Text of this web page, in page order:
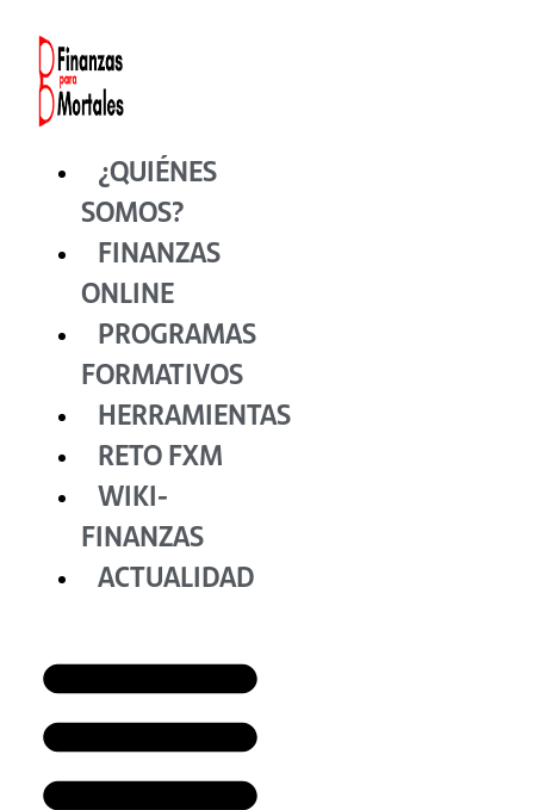
contenido
¿QUIÉNES
SOMOS?
FINANZAS
ONLINE
PROGRAMAS
FORMATIVOS
HERRAMIENTAS
RETO FXM
WIKI-
FINANZAS
ACTUALIDAD